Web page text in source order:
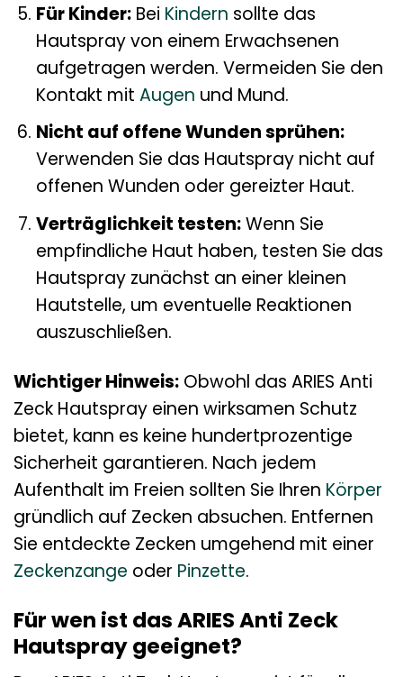
Für Kinder:Bei Kindern sollte das
Hautspray von einem Erwachsenen
aufgetragen werden. Vermeiden Sie den
Kontakt mit Augen und Mund.
Nicht auf offene Wunden sprühen:
Verwenden Sie das Hautspray nicht auf
offenen Wunden oder gereizter Haut.
Verträglichkeit testen:Wenn Sie
empfindliche Haut haben, testen Sie das
Hautspray zunächst an einer kleinen
Hautstelle, um eventuelle Reaktionen
auszuschließen.
Wichtiger Hinweis: Obwohl das ARIES Anti
Zeck Hautspray einen wirksamen Schutz
bietet, kann es keine hundertprozentige
Sicherheit garantieren. Nach jedem
Aufenthalt im Freien sollten Sie Ihren Körper
gründlich auf Zecken absuchen. Entfernen
Sie entdeckte Zecken umgehend mit einer
Zeckenzange oder Pinzette.
Für wen ist das ARIES Anti Zeck
Hautspray geeignet?